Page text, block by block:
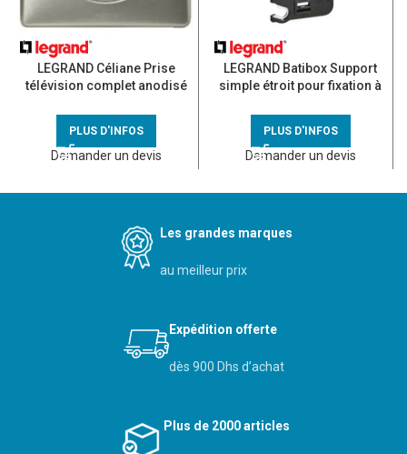
LEGRAND Céliane Prise
télévision complet anodisé
PLUS D'INFOS
Demander un devis
LEGRAND Batibox Support
simple étroit pour fixation à
PLUS D'INFOS
Demander un devis
Les grandes marques
au meilleur prix
Expédition offerte
dès 900 Dhs d’achat
Plus de 2000 articles